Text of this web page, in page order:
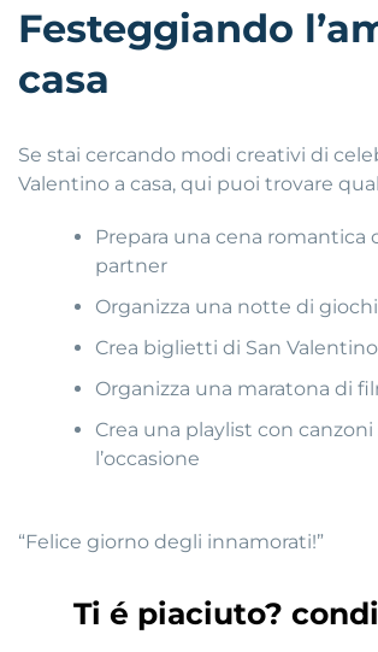
Festeggiando
casa
Se stai cercando modi creativi di
Valentino a casa, qui puoi trovare
Prepara una cena romantica
partner
Organizza una notte di
Crea biglietti di San Valentino
Organizza una maratona di
Crea una playlist con
l’occasione
“Felice giorno degli innamorati!”
Ti é piaciuto?